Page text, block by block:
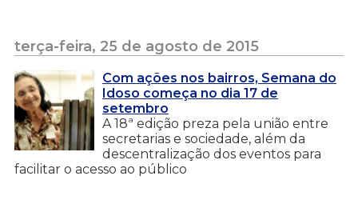
terça-feira, 25 de agosto de 2015
Com ações nos bairros, Semana do
Idoso começa no dia 17 de
setembro
A 18ª edição preza pela união entre
secretarias e sociedade, além da
descentralização dos eventos para
facilitar o acesso ao público